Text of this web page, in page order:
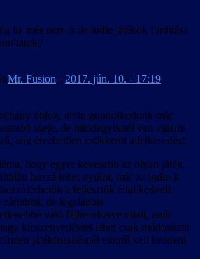
ha más nem is de indie játékok fordítása
Mr. Fusion - 2017. jún. 10. - 17:19
dolog, amin gondolkodunk már
ideje, de mindegyiknél van valami
ami érezhetően csökkenti a lelkesedést.
hogy egyre kevesebb az olyan játék,
hozzá lehet nyúlni, már az indie-k
a fejlesztők által kedvelt
de legalábbis
váló fájlrendszere miatt, amit
kínszenvedéssel lehet csak módosítani
játékfrissítésnél elölről kell kezdeni